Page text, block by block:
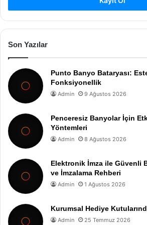
Son Yazılar
Punto Banyo Bataryası:
Fonksiyonellik
Admin 9 Ağustos 2026
Penceresiz Banyolar İçin
Yöntemleri
Admin 8 Ağustos 2026
Elektronik İmza ile Güvenli
ve İmzalama Rehberi
Admin 1 Ağustos 2026
Kurumsal Hediye
Admin 25 Temmuz 2026